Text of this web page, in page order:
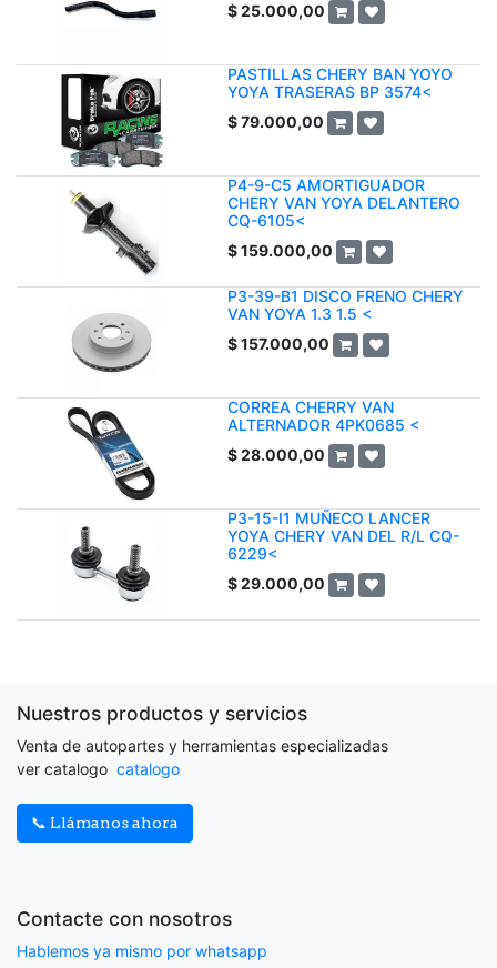
$25.000,00
PASTILLAS CHERY BAN YOYO
YOYA TRASERAS BP 3574<
$79.000,00
P4-9-C5 AMORTIGUADOR
CHERY VAN YOYA DELANTERO
CQ-6105<
$159.000,00
P3-39-B1 DISCO FRENO CHERY
VAN YOYA 1.3 1.5 <
$157.000,00
CORREA CHERRY VAN
ALTERNADOR 4PK0685 <
$28.000,00
P3-15-I1 MUÑECO LANCER
YOYA CHERY VAN DEL R/L CQ-
6229<
$29.000,00
Nuestros productos y servicios
Venta de autopartes y herramientas especializadas
ver catalogo catalogo
📞 Llámanos ahora
Contacte con nosotros
Hablemos ya mismo por whatsapp